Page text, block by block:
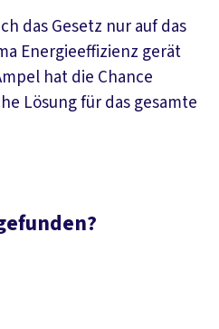
das Gesetz nur auf das
Energieeffizienz gerät
hat die Chance
Lösung für das gesamte